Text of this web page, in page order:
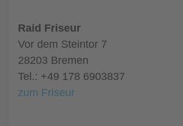
Raid Friseur
Vor dem Steintor 7
28203 Bremen
Tel.: +49 178 6903837
zum Friseur